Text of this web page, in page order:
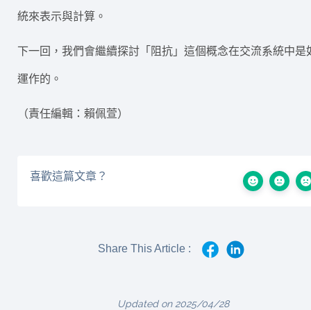
統來表示與計算。
下一回，我們會繼續探討「阻抗」這個概念在交流系統中是
運作的。
（責任編輯：賴佩萱）
喜歡這篇文章？
Share This Article :
Updated on 2025/04/28